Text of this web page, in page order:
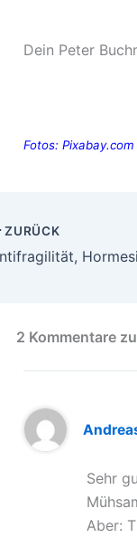
Dein Peter
Fotos:
ZURÜCK
2 Kommentare
Sehr
Aber: